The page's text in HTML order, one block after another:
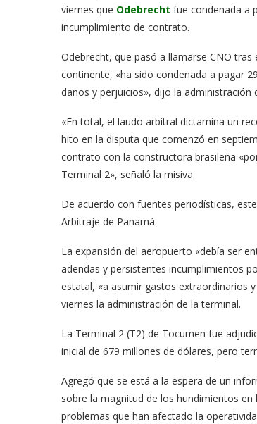
viernes que Odebrecht fue condenada a
incumplimiento de contrato.
Odebrecht, que pasó a llamarse CNO
continente, «ha sido condenada a pagar
daños y perjuicios», dijo la administración
«En total, el laudo arbitral dictamina un
hito en la disputa que comenzó en
contrato con la constructora brasileña
Terminal 2», señaló la misiva.
De acuerdo con fuentes periodísticas,
Arbitraje de Panamá.
La expansión del aeropuerto «debía ser
adendas y persistentes incumplimientos
estatal, «a asumir gastos extraordinarios
viernes la administración de la terminal.
La Terminal 2 (T2) de Tocumen fue
inicial de 679 millones de dólares, pero
Agregó que se está a la espera de un
sobre la magnitud de los hundimientos
problemas que han afectado la